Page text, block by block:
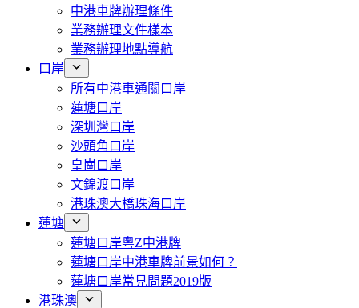
中港車牌辦理條件
業務辦理文件樣本
業務辦理地點導航
口岸
所有中港車通關口岸
蓮塘口岸
深圳灣口岸
沙頭角口岸
皇崗口岸
文錦渡口岸
港珠澳大橋珠海口岸
蓮塘
蓮塘口岸粵Z中港牌
蓮塘口岸中港車牌前景如何？
蓮塘口岸常見問題2019版
港珠澳